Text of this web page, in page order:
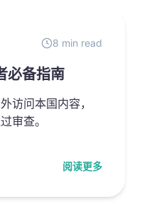
8 min read
必备指南
访问本国内容，
审查。
阅读更多